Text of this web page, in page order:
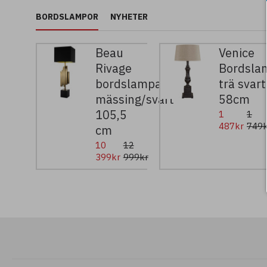
BORDSLAMPOR NYHETER
Beau
Rivage
bordslampa
mässing/svart
105,5
cm
10
399kr
12
999kr
Venice
trä svart
58cm
1
487kr
1
749kr